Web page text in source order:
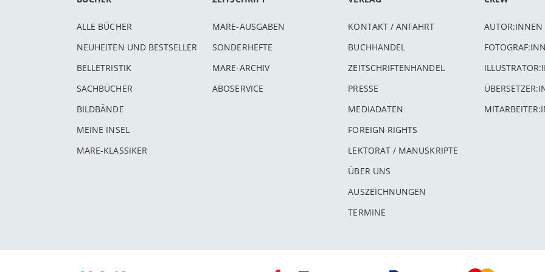
ALLE BÜCHER
NEUHEITEN UND BESTSELLER
BELLETRISTIK
SACHBÜCHER
BILDBÄNDE
MEINE INSEL
MARE-KLASSIKER
MARE-AUSGABEN
SONDERHEFTE
MARE-ARCHIV
ABOSERVICE
KONTAKT / ANFAHRT
BUCHHANDEL
ZEITSCHRIFTENHANDEL
PRESSE
MEDIADATEN
FOREIGN RIGHTS
LEKTORAT / MANUSKRIPTE
ÜBER UNS
AUSZEICHNUNGEN
TERMINE
AUTOR:INNEN